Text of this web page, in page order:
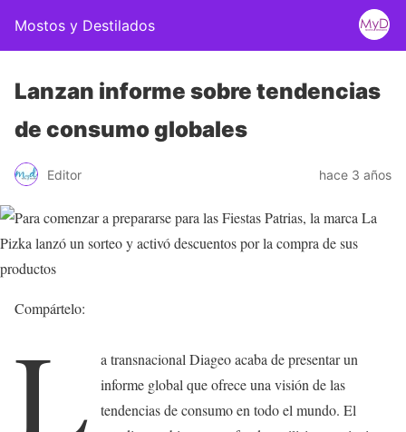
Mostos y Destilados
Lanzan informe sobre tendencias
de consumo globales
Editor hace 3 años
Compártelo:
L
a transnacional Diageo acaba de presentar un
informe global que ofrece una visión de las
tendencias de consumo en todo el mundo. El